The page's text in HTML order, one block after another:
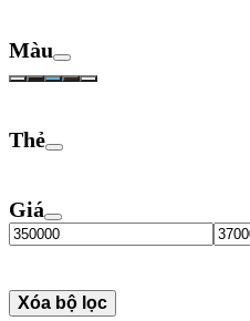
Màu
Thẻ
Giá
Xóa bộ lọc